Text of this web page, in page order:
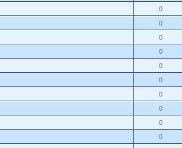
0
0
0
0
0
0
0
0
0
0